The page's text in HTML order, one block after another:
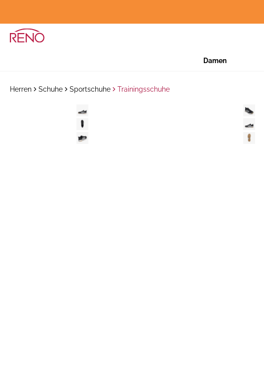
Damen
Herren Schuhe Sportschuhe Trainingsschuhe